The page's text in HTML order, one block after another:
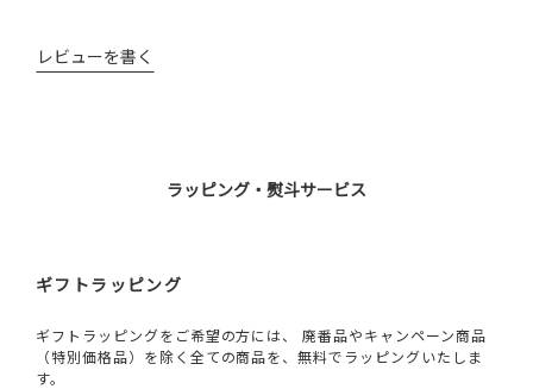
レビューを書く
ラッピング・熨斗サービス
ギフトラッピング
ギフトラッピングをご希望の方には、 廃番品やキャンペーン商品
（特別価格品）を除く全ての商品を、無料でラッピングいたしま
す。